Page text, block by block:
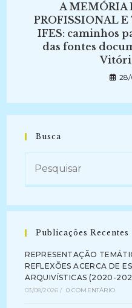
A MEMÓRIA
PROFISSIONAL
IFES: caminhos
das fontes
Busca
Publicações Recentes
REPRESENTAÇÃO
REFLEXÕES ACERCA DE
ARQUIVÍSTICAS (2020-
03/08/2026 / 0 COMENTÁRIO